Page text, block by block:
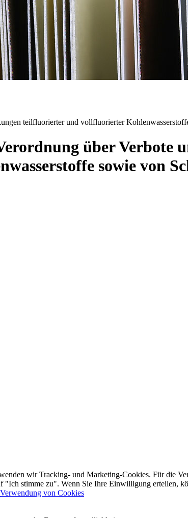
teilfluorierter und vollfluorierter
über Verbote
sowie von
wir Tracking- und Marketing-Cookies. Für die
stimme zu". Wenn Sie Ihre Einwilligung erteilen,
Verwendung von Cookies